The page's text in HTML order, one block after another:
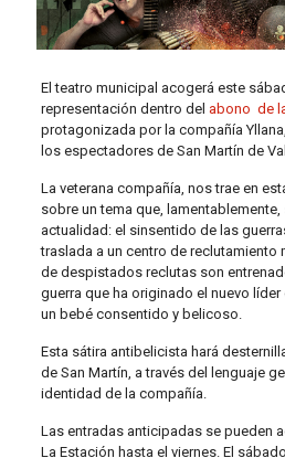
El teatro municipal acogerá este
representación dentro del abono de
protagonizada por la compañía
los espectadores de San Martín de
La veterana compañía, nos trae en
sobre un tema que,
actualidad: el sinsentido de las
traslada a un centro de reclutamiento
de despistados reclutas son
guerra que ha originado el nuevo
un bebé consentido y belicoso.
Esta sátira antibelicista hará
de San Martín, a través del lenguaje
identidad de la compañía.
Las entradas anticipadas se pueden
La Estación hasta el viernes. El